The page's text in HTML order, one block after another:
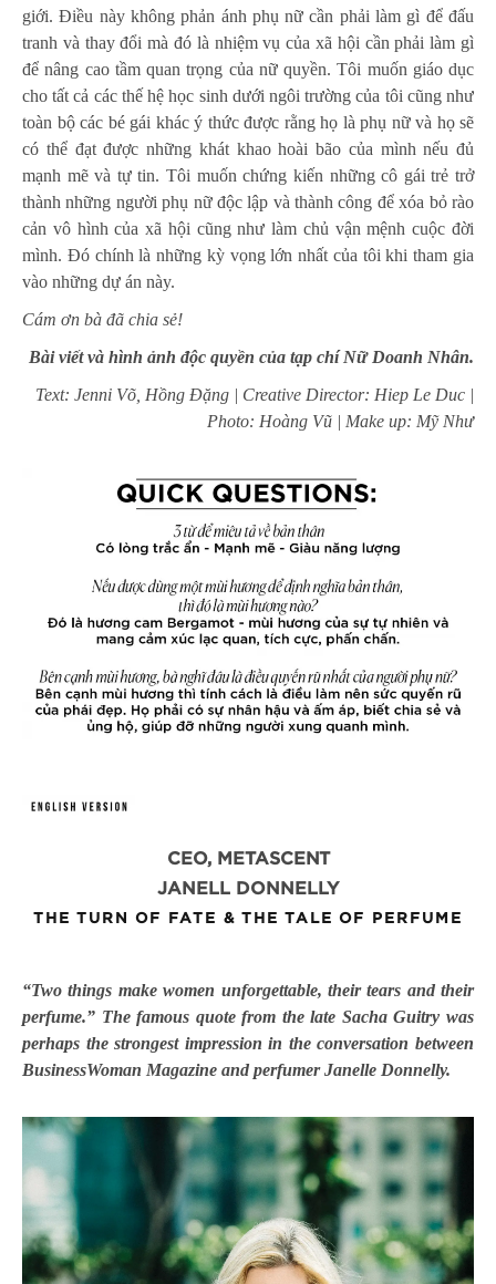
giới. Điều này không phản ánh phụ nữ cần phải làm gì để đấu
tranh và thay đổi mà đó là nhiệm vụ của xã hội cần phải làm gì
để nâng cao tầm quan trọng của nữ quyền. Tôi muốn giáo dục
cho tất cả các thế hệ học sinh dưới ngôi trường của tôi cũng như
toàn bộ các bé gái khác ý thức được rằng họ là phụ nữ và họ sẽ
có thể đạt được những khát khao hoài bão của mình nếu đủ
mạnh mẽ và tự tin. Tôi muốn chứng kiến những cô gái trẻ trở
thành những người phụ nữ độc lập và thành công để xóa bỏ rào
cản vô hình của xã hội cũng như làm chủ vận mệnh cuộc đời
mình. Đó chính là những kỳ vọng lớn nhất của tôi khi tham gia
vào những dự án này.
Cám ơn bà đã chia sẻ!
Bài viết và hình ảnh độc quyền của tạp chí Nữ Doanh Nhân.
Text: Jenni Võ, Hồng Đặng | Creative Director: Hiep Le Duc |
Photo: Hoàng Vũ | Make up: Mỹ Như
CEO, METASCENT
JANELL DONNELLY
THE TURN OF FATE & THE TALE OF PERFUME
“Two things make women unforgettable, their tears and their
perfume.” The famous quote from the late Sacha Guitry was
perhaps the strongest impression in the conversation between
BusinessWoman Magazine and perfumer Janelle Donnelly.